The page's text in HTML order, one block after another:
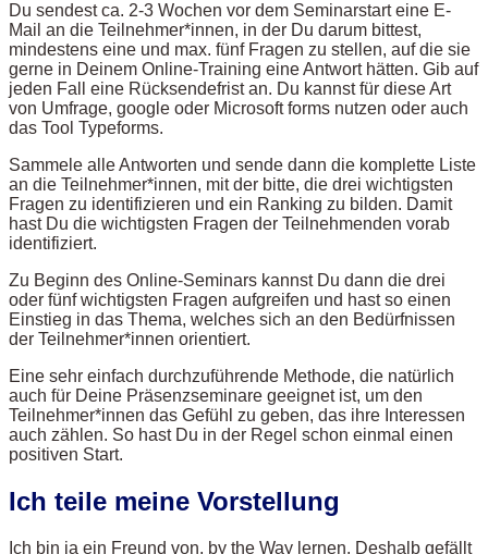
Du sendest ca. 2-3 Wochen vor dem Seminarstart eine E-
Mail an die Teilnehmer*innen, in der Du darum bittest,
mindestens eine und max. fünf Fragen zu stellen, auf die sie
gerne in Deinem Online-Training eine Antwort hätten. Gib auf
jeden Fall eine Rücksendefrist an. Du kannst für diese Art
von Umfrage, google oder Microsoft forms nutzen oder auch
das Tool Typeforms.
Sammele alle Antworten und sende dann die komplette Liste
an die Teilnehmer*innen, mit der bitte, die drei wichtigsten
Fragen zu identifizieren und ein Ranking zu bilden. Damit
hast Du die wichtigsten Fragen der Teilnehmenden vorab
identifiziert.
Zu Beginn des Online-Seminars kannst Du dann die drei
oder fünf wichtigsten Fragen aufgreifen und hast so einen
Einstieg in das Thema, welches sich an den Bedürfnissen
der Teilnehmer*innen orientiert.
Eine sehr einfach durchzuführende Methode, die natürlich
auch für Deine Präsenzseminare geeignet ist, um den
Teilnehmer*innen das Gefühl zu geben, das ihre Interessen
auch zählen. So hast Du in der Regel schon einmal einen
positiven Start.
Ich teile meine Vorstellung
Ich bin ja ein Freund von, by the Way lernen. Deshalb gefällt